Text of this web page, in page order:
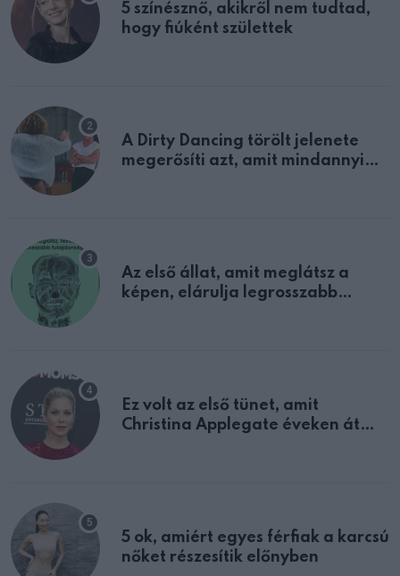
5 színésznő, akikről nem tudtad,
hogy fiúként születtek
A Dirty Dancing törölt jelenete
megerősíti azt, amit mindannyian
Az első állat, amit meglátsz a
képen, elárulja legrosszabb
Ez volt az első tünet, amit
Christina Applegate éveken át
5 ok, amiért egyes férfiak a karcsú
nőket részesítik előnyben